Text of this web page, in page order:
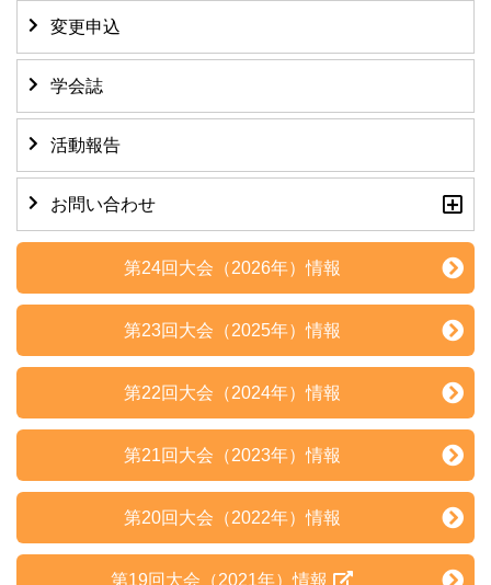
変更申込
学会誌
活動報告
お問い合わせ
第24回大会（2026年）情報
第23回大会（2025年）情報
第22回大会（2024年）情報
第21回大会（2023年）情報
第20回大会（2022年）情報
第19回大会（2021年）情報